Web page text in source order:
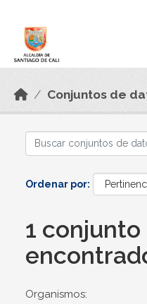
Conjuntos de
Ordenar por
1
Organismos: